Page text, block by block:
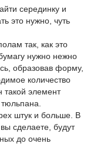
серединку и
это нужно, чуть
так, как это
нужно нежно
образовав форму,
количество
такой элемент
штук и больше. В
сделаете, будут
до очень